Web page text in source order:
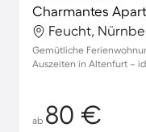
Feucht,
Gemütliche
Auszeiten in Altenfurt –
ab 80 €